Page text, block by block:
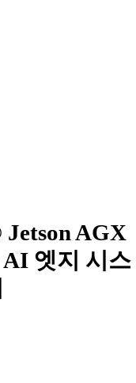
AGX
엣지 시스